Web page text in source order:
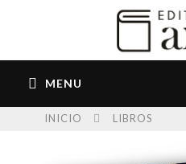
INICIO LIBROS